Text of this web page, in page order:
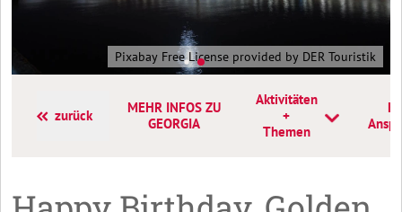
Pixabay Free License provided by DER Touristik
zurück
MEHR INFOS ZU
GEORGIA
Aktivitäten
+
Themen